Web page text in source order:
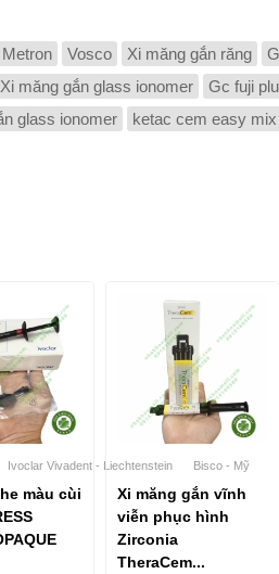
Metron Vosco Xi măng gắn răng
Xi măng gắn glass ionomer Gc fuji
glass ionomer ketac cem easy
Ivoclar Vivadent - Liechtenstein
màu cùi
Bisco - Mỹ
Xi măng gắn vĩnh
viễn phục hình
Zirconia
TheraCem...